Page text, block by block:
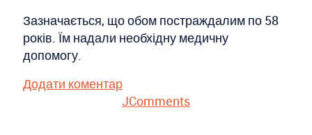
Зазначається, що обом постраждалим по 58
років. Їм надали необхідну медичну
допомогу.
Додати коментар
JComments